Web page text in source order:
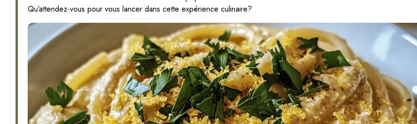
Qu’attendez-vous pour vous lancer dans cette expérience culinaire?